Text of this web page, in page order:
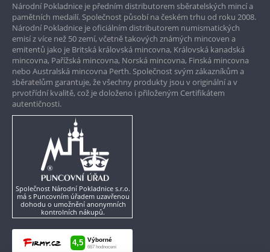
Garance nejvyšší kvality
Pouze originální produkty
Národní Pokladnice je předním distributorem sběratelských mincí a
pamětních medailí. Společnost působí na českém trhu od roku 2008.
Národní Pokladnice je oficiálním distributorem numismatických
emisí z více než 50 zemí, včetně takových známých mincoven a
emitentů jako je Britská královská mincovna, Královská kanadská
mincovna, Pařížská mincovna, Norská mincovna, Finská mincovna
nebo Australská mincovna Perth. Společnost svým zákazníkům a
sběratelům garantuje, že všechny produkty jsou v originální a v
prvotřídní kvalitě, což je doloženo i přiloženým Certifikátem
autentičnosti.
Společnost Národní Pokladnice s.r.o.
má s Puncovním úřadem uzavřenou
dohodu o umožnění anonymních
kontrolních nákupů.